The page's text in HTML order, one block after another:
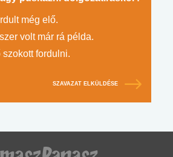
még elő.
volt már rá példa.
fordulni.
SZAVAZAT ELKÜLDÉSE